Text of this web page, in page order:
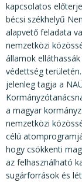
kapcsolatos
bécsi székhelyű
alapvető feladata
nemzetközi
államok
védettség
jelenleg tagja a
a magyar
nemzetközi
célú
hogy csökkenti
az felhasználható
sugárforrások és